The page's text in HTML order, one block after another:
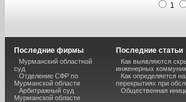
1
Последние фирмы
Мурманский областной
суд
Отделение СФР по
Мурманской области
Арбитражный суд
Мурманской области
Последние статьи
Как выявляются
инженерных
Как определяется
перекрытиях при
Общественная